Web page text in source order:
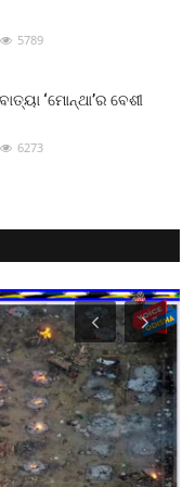
5789
‘ମୋନ୍ଥା’ର ବେଶୀ
6273